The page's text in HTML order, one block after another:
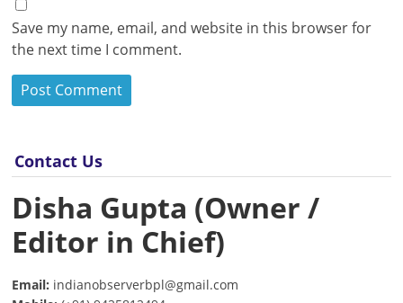
Save my name, email, and website in this browser for
the next time I comment.
Contact Us
Disha Gupta (Owner /
Editor in Chief)
Email: indianobserverbpl@gmail.com